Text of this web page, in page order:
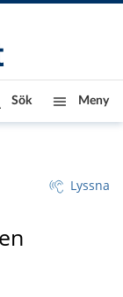
Sök Meny
Lyssna